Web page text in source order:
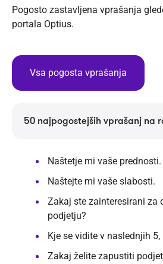
Pogosto zastavljena vprašanja
portala Optius.
Vsa pogosta vprašanja
50 najpogostejših vprašanj na
Naštetje mi vaše prednosti.
Naštejte mi vaše slabosti.
Zakaj ste zainteresirani za
podjetju?
Kje se vidite v naslednjih 5,
Zakaj želite zapustiti